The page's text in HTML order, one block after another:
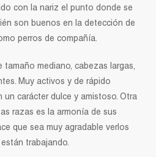
con la nariz el punto donde se
son buenos en la detección de
perros de compañía.
tamaño mediano, cabezas largas,
Muy activos y de rápido
carácter dulce y amistoso. Otra
razas es la armonía de sus
que sea muy agradable verlos
trabajando.